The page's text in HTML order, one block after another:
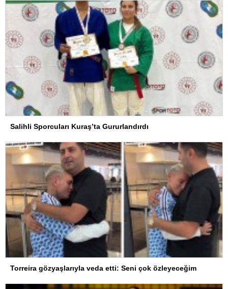
Salihli Sporcuları Kuraş’ta Gururlandırdı
Torreira gözyaşlarıyla veda etti: Seni çok özleyeceğim